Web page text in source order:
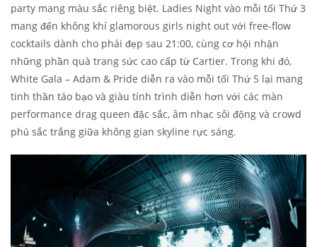
party mang màu sắc riêng biệt. Ladies Night vào mỗi tối Thứ 3
mang đến không khí glamorous girls night out với free-flow
cocktails dành cho phái đẹp sau 21:00, cùng cơ hội nhận
những phần quà trang sức cao cấp từ Cartier. Trong khi đó,
White Gala – Adam & Pride diễn ra vào mỗi tối Thứ 5 lại mang
tinh thần táo bạo và giàu tính trình diễn hơn với các màn
performance drag queen đặc sắc, âm nhạc sôi động và crowd
phủ sắc trắng giữa không gian skyline rực sáng.